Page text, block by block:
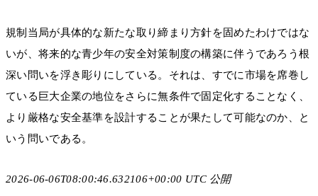
規制当局が具体的な新たな取り締まり方針を固めたわけではな
いが、将来的な青少年の安全対策制度の構築に伴うであろう根
深い問いを浮き彫りにしている。それは、すでに市場を席巻し
ている巨大企業の地位をさらに無条件で固定化することなく、
より厳格な安全基準を設計することが果たして可能なのか、と
いう問いである。
2026-06-06T08:00:46.632106+00:00 UTC 公開